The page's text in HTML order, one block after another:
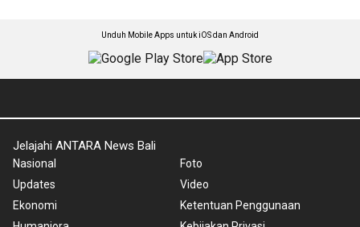
Unduh Mobile Apps untuk iOS dan Android
Jelajahi ANTARA News Bali
Nasional
Updates
Ekonomi
Foto
Video
Ketentuan Penggunaan